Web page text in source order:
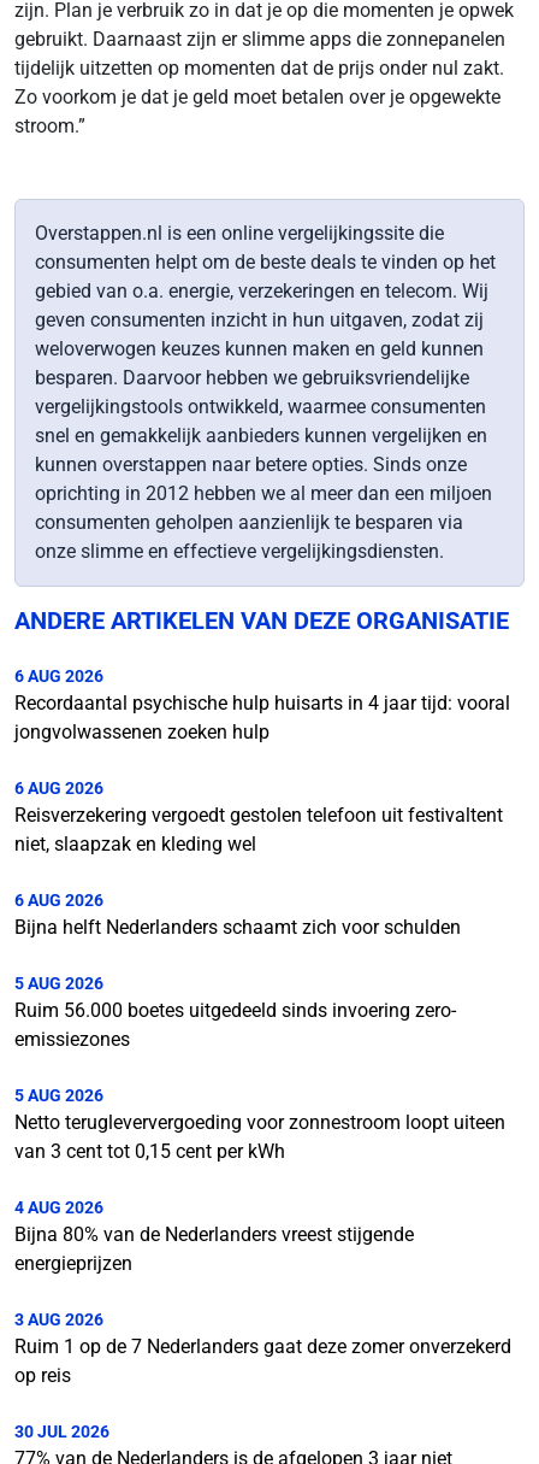
zijn. Plan je verbruik zo in dat je op die momenten je opwek
gebruikt. Daarnaast zijn er slimme apps die zonnepanelen
tijdelijk uitzetten op momenten dat de prijs onder nul zakt.
Zo voorkom je dat je geld moet betalen over je opgewekte
stroom.”
Overstappen.nl is een online vergelijkingssite die
consumenten helpt om de beste deals te vinden op het
gebied van o.a. energie, verzekeringen en telecom. Wij
geven consumenten inzicht in hun uitgaven, zodat zij
weloverwogen keuzes kunnen maken en geld kunnen
besparen. Daarvoor hebben we gebruiksvriendelijke
vergelijkingstools ontwikkeld, waarmee consumenten
snel en gemakkelijk aanbieders kunnen vergelijken en
kunnen overstappen naar betere opties. Sinds onze
oprichting in 2012 hebben we al meer dan een miljoen
consumenten geholpen aanzienlijk te besparen via
onze slimme en effectieve vergelijkingsdiensten.
ANDERE ARTIKELEN VAN DEZE ORGANISATIE
6 AUG 2026
Recordaantal psychische hulp huisarts in 4 jaar tijd: vooral
jongvolwassenen zoeken hulp
6 AUG 2026
Reisverzekering vergoedt gestolen telefoon uit festivaltent
niet, slaapzak en kleding wel
6 AUG 2026
Bijna helft Nederlanders schaamt zich voor schulden
5 AUG 2026
Ruim 56.000 boetes uitgedeeld sinds invoering zero-
emissiezones
5 AUG 2026
Netto terugleververgoeding voor zonnestroom loopt uiteen
van 3 cent tot 0,15 cent per kWh
4 AUG 2026
Bijna 80% van de Nederlanders vreest stijgende
energieprijzen
3 AUG 2026
Ruim 1 op de 7 Nederlanders gaat deze zomer onverzekerd
op reis
30 JUL 2026
77% van de Nederlanders is de afgelopen 3 jaar niet